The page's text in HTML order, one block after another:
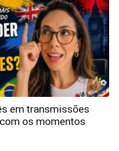
em transmissões
os momentos